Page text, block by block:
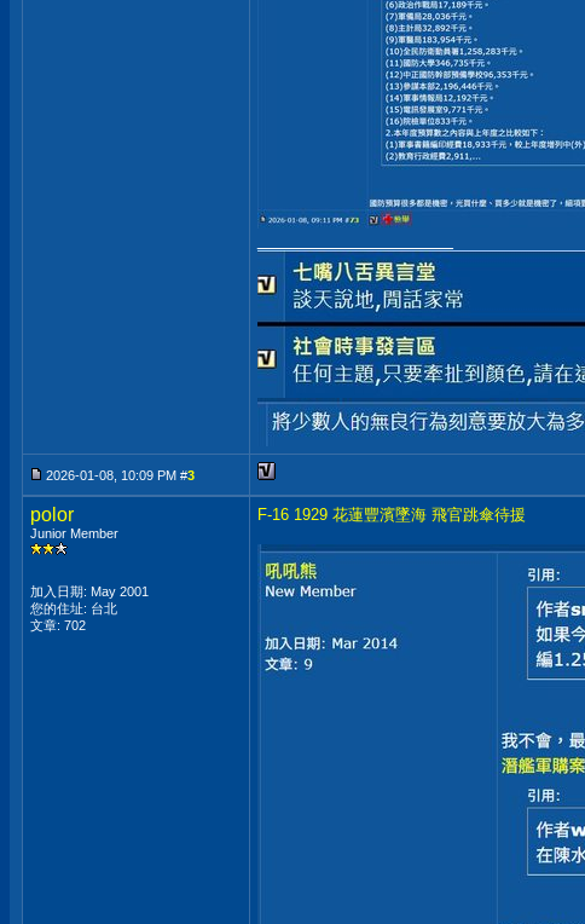
2026-01-08, 10:09 PM #3
polor
Junior Member
加入日期: May 2001
您的住址: 台北
文章: 702
F-16 1929 花蓮豐濱墜海 飛官跳傘待援